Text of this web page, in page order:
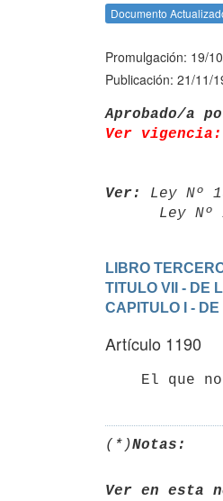
Documento
Promulgación: 19/
Publicación: 21/11/
Aprobado/a
Ver vigencia:
Ver: Ley Nº
LIBRO
TITULO VII - DE
CAPITULO I -
Artículo 1190
(*)Notas:
Ver en esta